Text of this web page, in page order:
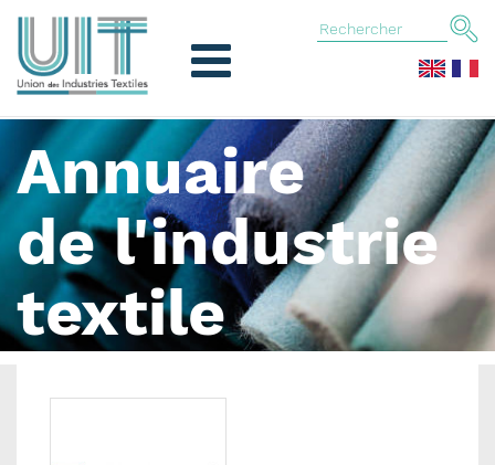
Annuaire
de l'industrie
textile